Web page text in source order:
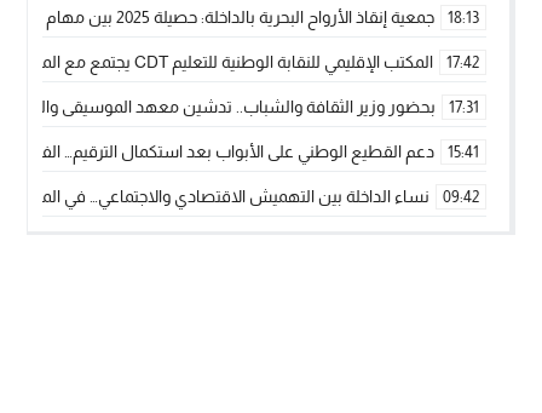
18:13 جمعية إنقاذ الأرواح البحرية بالداخلة: حصيلة 2025 بين مهام الإنقاذ ومشروع “دار البحار”
17:42 المكتب الإقليمي للنقابة الوطنية للتعليم CDT يجتمع مع المدير الإقليمي لمناقشة ملفات جوهرية لنساء ورجال التعليم
17:31 بحضور وزير الثقافة والشباب.. تدشين معهد الموسيقى والفنون
15:41 دعم القطيع الوطني على الأبواب بعد استكمال الترقيم…
09:42 نساء الداخلة بين التهميش الاقتصادي والاجتماعي… في المؤسسات